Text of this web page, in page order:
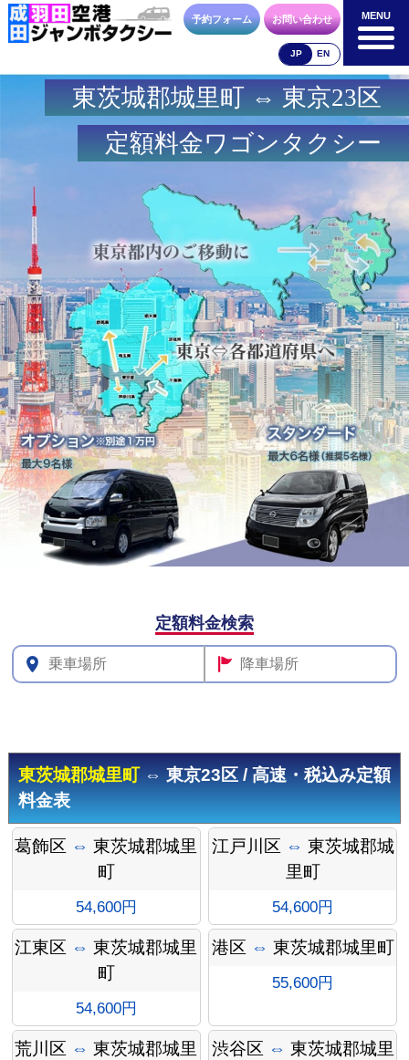
MENU
成田空港
料金表
羽田空港
料金表
空港送迎以外
料金表
車種・荷物 お支払方法 合流方法
お問合せ 予約フォーム
その他
料金
予約フォーム お問い合わせ
JP EN
MENU
東茨城郡城里町 ⇔ 東京23区
定額料金ワゴンタクシー
定額料金検索
東茨城郡城里町⇔ 東京23区 / 高速・税込み定額
料金表
葛飾区 ⇔ 東茨城郡城里
町
54,600円
江戸川区 ⇔ 東茨城郡城
里町
54,600円
江東区 ⇔ 東茨城郡城里
町
54,600円
港区 ⇔ 東茨城郡城里町
55,600円
荒川区 ⇔ 東茨城郡城里
渋谷区 ⇔ 東茨城郡城里